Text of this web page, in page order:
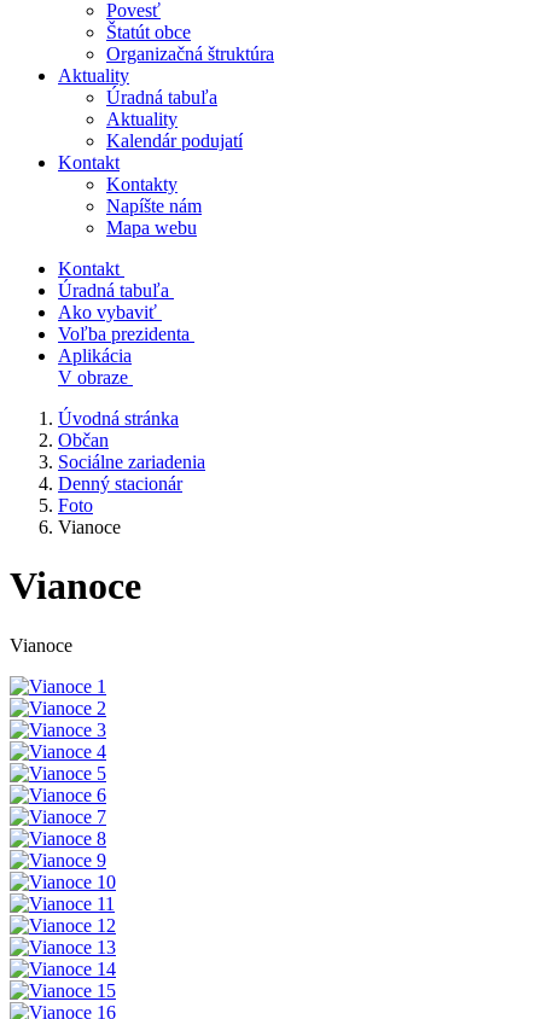
Povesť
Štatút obce
Organizačná štruktúra
Aktuality
Úradná tabuľa
Aktuality
Kalendár podujatí
Kontakt
Kontakty
Napíšte nám
Mapa webu
Kontakt
Úradná tabuľa
Ako vybaviť
Voľba prezidenta
Aplikácia
V obraze
Úvodná stránka
Občan
Sociálne zariadenia
Denný stacionár
Foto
Vianoce
Vianoce
Vianoce